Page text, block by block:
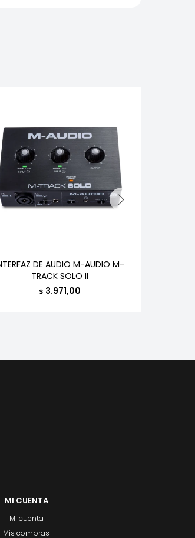
DE AUDIO M-AUDIO M-
TRACK SOLO II
$ 3.971,00
MI CUENTA
Mi cuenta
Mis compras